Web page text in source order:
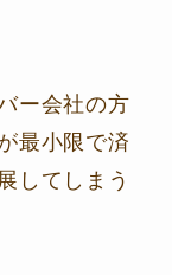
ー会社の方
最小限で済
してしまう